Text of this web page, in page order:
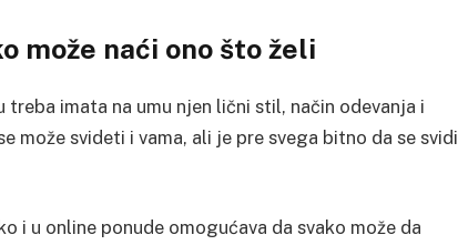
može naći ono što želi
imata na umu njen lični stil, način odevanja i
može svideti i vama, ali je pre svega bitno da se svidi
i u online ponude omogućava da svako može da